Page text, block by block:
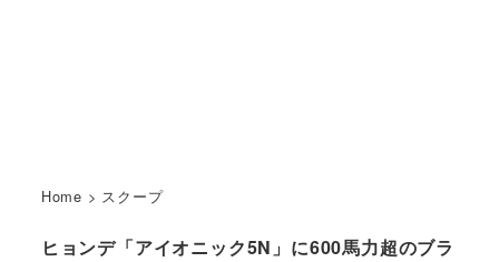
Home > スクープ
ヒョンデ「アイオニック5N」に600馬力超のブラ